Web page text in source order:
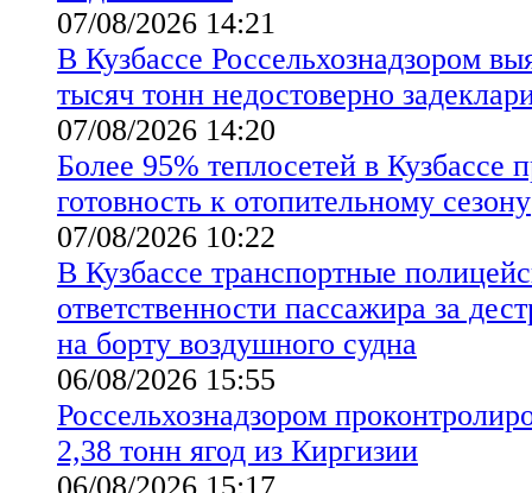
07/08/2026 14:21
В Кузбассе Россельхознадзором
тысяч тонн недостоверно
07/08/2026 14:20
Более 95% теплосетей в Кузбассе
готовность к отопительному сезону
07/08/2026 10:22
В Кузбассе транспортные
ответственности пассажира за
на борту воздушного судна
06/08/2026 15:55
Россельхознадзором
2,38 тонн ягод из Киргизии